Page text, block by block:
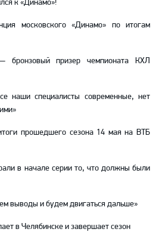
к «Динамо»!
московского «Динамо» по итогам
бронзовый призер чемпионата КХЛ
наши специалисты современные, нет
прошедшего сезона 14 мая на ВТБ
в начале серии то, что должны были
выводы и будем двигаться дальше»
в Челябинске и завершает сезон